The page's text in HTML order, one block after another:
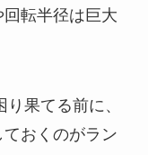
転半径は巨大
り果てる前に、
おくのがラン